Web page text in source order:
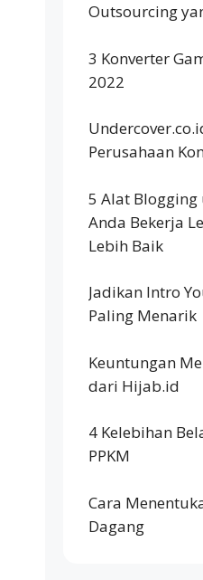
Outsourcing
3 Konverter
2022
Perusahaan
5 Alat
Anda Bekerja
Lebih Baik
Jadikan Intro
Paling Menarik
Keuntungan
dari Hijab.id
4 Kelebihan
PPKM
Cara
Dagang